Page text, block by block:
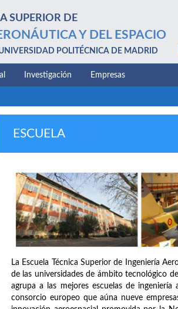
SUPERIOR DE
Y DEL ESPACIO
POLITÉCNICA DE MADRID
Investigación Empresas
ESCUELA
La Escuela Técnica Superior de Ingeniería
de las universidades de ámbito tecnológico
agrupa a las mejores escuelas de
consorcio europeo que aúna nueve